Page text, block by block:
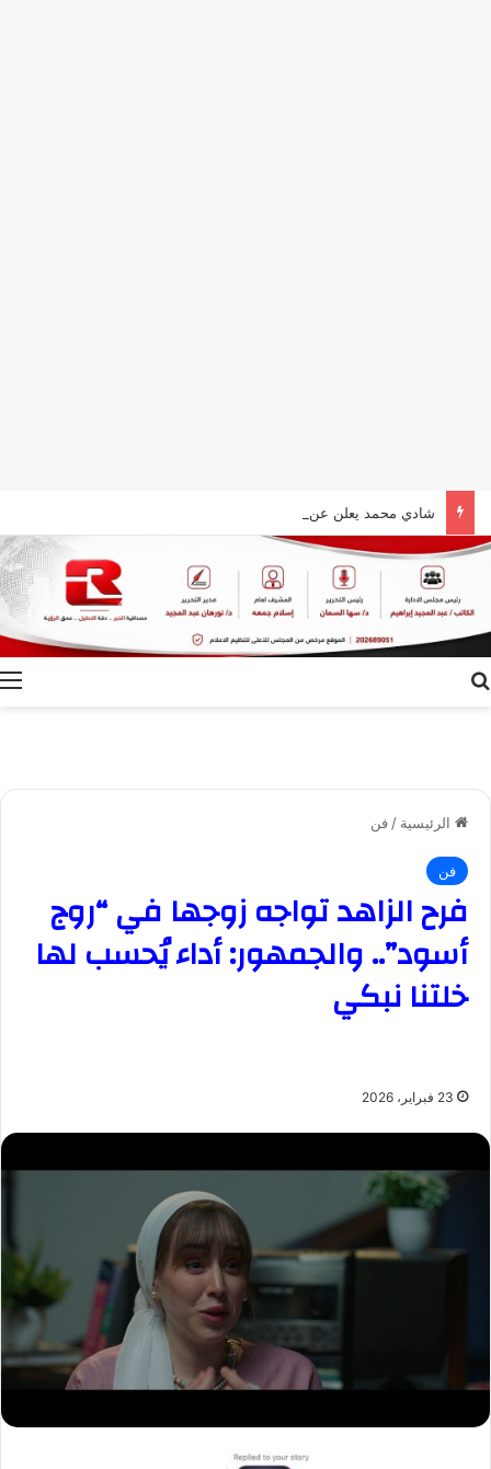
شادي محمد يعلن عن الدوره الخامسه لمهرجان الأفضل .
الرئيسية / فن
فن
فرح الزاهد تواجه زوجها في “روج
أسود”.. والجمهور: أداء يُحسب لها
خلتنا نبكي
23 فبراير، 2026